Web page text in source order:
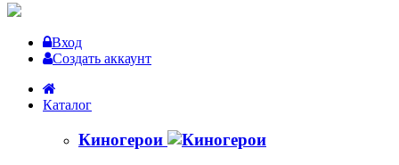
Вход
Создать аккаунт
Каталог
Киногерои